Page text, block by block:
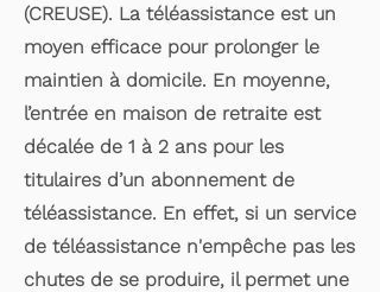
(CREUSE). La téléassistance est un
moyen efficace pour prolonger le
maintien à domicile. En moyenne,
l’entrée en maison de retraite est
décalée de 1 à 2 ans pour les
titulaires d’un abonnement de
téléassistance. En effet, si un service
de téléassistance n'empêche pas les
chutes de se produire, il permet une